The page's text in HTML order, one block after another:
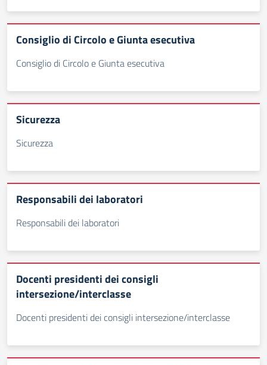
Consiglio di Circolo e Giunta esecutiva
Consiglio di Circolo e Giunta esecutiva
Sicurezza
Sicurezza
Responsabili dei laboratori
Responsabili dei laboratori
Docenti presidenti dei consigli
intersezione/interclasse
Docenti presidenti dei consigli intersezione/interclasse